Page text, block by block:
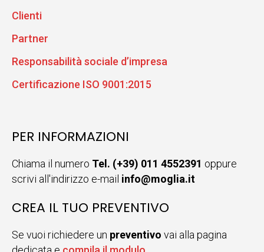
Clienti
Partner
Responsabilità sociale d’impresa
Certificazione ISO 9001:2015
PER INFORMAZIONI
Chiama il numero Tel. (+39) 011 4552391 oppure
scrivi all'indirizzo e-mail info@moglia.it
CREA IL TUO PREVENTIVO
Se vuoi richiedere un preventivo vai alla pagina